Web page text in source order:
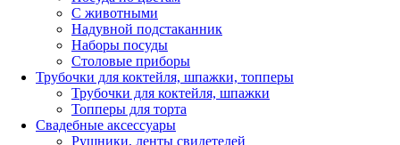
С животными
Надувной подстаканник
Наборы посуды
Столовые приборы
Трубочки для коктейля, шпажки, топперы
Трубочки для коктейля, шпажки
Топперы для торта
Свадебные аксессуары
Рушники, ленты свидетелей